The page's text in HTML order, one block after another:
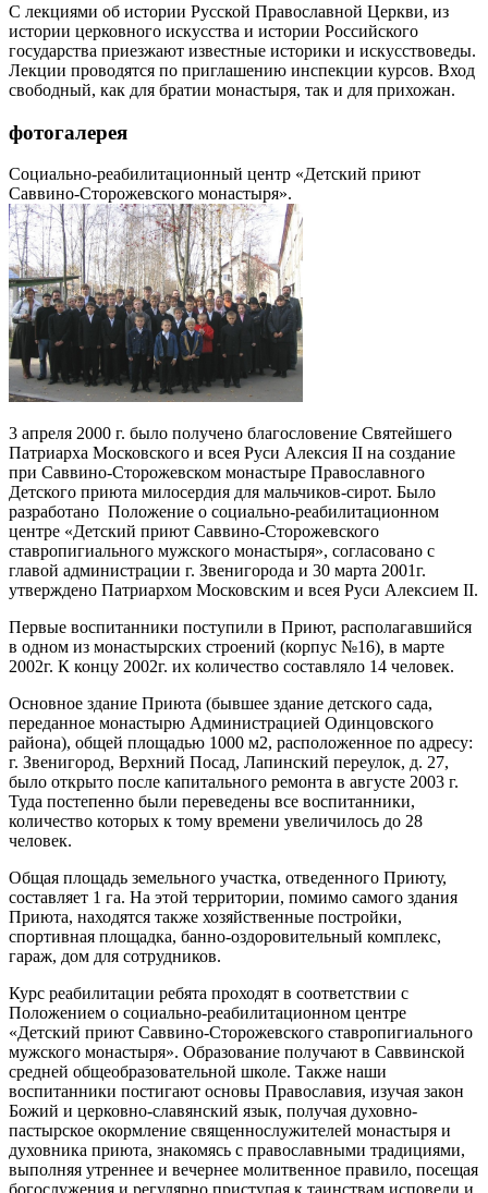
С лекциями об истории Русской Православной Церкви, из
истории церковного искусства и истории Российского
государства приезжают известные историки и искусствоведы.
Лекции проводятся по приглашению инспекции курсов. Вход
свободный, как для братии монастыря, так и для прихожан.
фотогалерея
Социально-реабилитационный центр «Детский приют
Саввино-Сторожевского монастыря».
3 апреля 2000 г. было получено благословение Святейшего
Патриарха Московского и всея Руси Алексия II на создание
при Саввино-Сторожевском монастыре Православного
Детского приюта милосердия для мальчиков-сирот. Было
разработано Положение о социально-реабилитационном
центре «Детский приют Саввино-Сторожевского
ставропигиального мужского монастыря», согласовано с
главой администрации г. Звенигорода и 30 марта 2001г.
утверждено Патриархом Московским и всея Руси Алексием II.
Первые воспитанники поступили в Приют, располагавшийся
в одном из монастырских строений (корпус №16), в марте
2002г. К концу 2002г. их количество составляло 14 человек.
Основное здание Приюта (бывшее здание детского сада,
переданное монастырю Администрацией Одинцовского
района), общей площадью 1000 м2, расположенное по адресу:
г. Звенигород, Верхний Посад, Лапинский переулок, д. 27,
было открыто после капитального ремонта в августе 2003 г.
Туда постепенно были переведены все воспитанники,
количество которых к тому времени увеличилось до 28
человек.
Общая площадь земельного участка, отведенного Приюту,
составляет 1 га. На этой территории, помимо самого здания
Приюта, находятся также хозяйственные постройки,
спортивная площадка, банно-оздоровительный комплекс,
гараж, дом для сотрудников.
Курс реабилитации ребята проходят в соответствии с
Положением о социально-реабилитационном центре
«Детский приют Саввино-Сторожевского ставропигиального
мужского монастыря». Образование получают в Саввинской
средней общеобразовательной школе. Также наши
воспитанники постигают основы Православия, изучая закон
Божий и церковно-славянский язык, получая духовно-
пастырское окормление священнослужителей монастыря и
духовника приюта, знакомясь с православными традициями,
выполняя утреннее и вечернее молитвенное правило, посещая